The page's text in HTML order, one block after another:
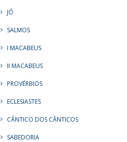
JÓ
SALMOS
I MACABEUS
II MACABEUS
PROVÉRBIOS
ECLESIASTES
CÂNTICO DOS CÂNTICOS
SABEDORIA